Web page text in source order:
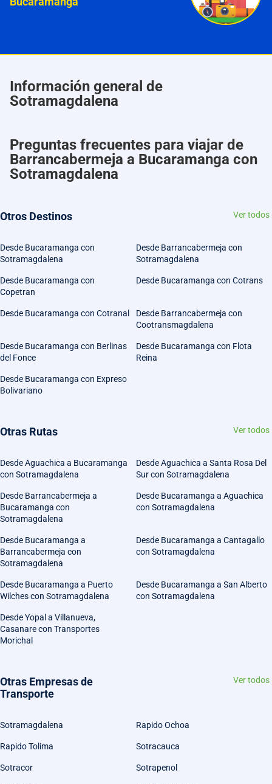
Información general de
Sotramagdalena
Preguntas frecuentes para viajar de
Barrancabermeja a Bucaramanga con
Sotramagdalena
Otros Destinos Ver todos
Desde Bucaramanga con
Sotramagdalena
Desde Barrancabermeja con
Sotramagdalena
Desde Bucaramanga con
Copetran
Desde Bucaramanga con Cotrans
Desde Bucaramanga con Cotranal
Desde Barrancabermeja con
Cootransmagdalena
Desde Bucaramanga con Berlinas
del Fonce
Desde Bucaramanga con Flota
Reina
Desde Bucaramanga con Expreso
Bolivariano
Otras Rutas Ver todos
Desde Aguachica a Bucaramanga
con Sotramagdalena
Desde Aguachica a Santa Rosa Del
Sur con Sotramagdalena
Desde Barrancabermeja a
Bucaramanga con
Sotramagdalena
Desde Bucaramanga a Aguachica
con Sotramagdalena
Desde Bucaramanga a
Barrancabermeja con
Sotramagdalena
Desde Bucaramanga a Cantagallo
con Sotramagdalena
Desde Bucaramanga a Puerto
Wilches con Sotramagdalena
Desde Bucaramanga a San Alberto
con Sotramagdalena
Desde Yopal a Villanueva,
Casanare con Transportes
Morichal
Otras Empresas de
Transporte
Ver todos
Sotramagdalena Rapido Ochoa
Rapido Tolima Sotracauca
Sotracor Sotrapenol